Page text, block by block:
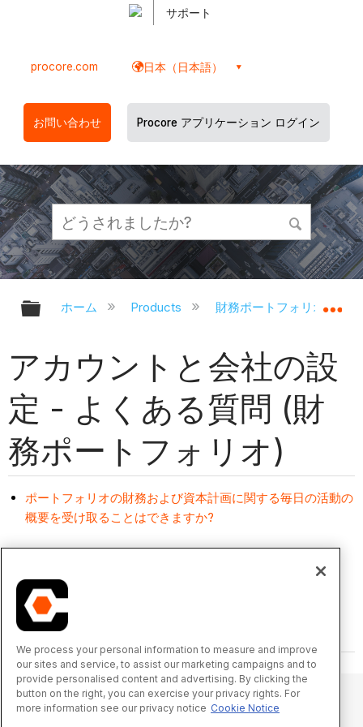
サポート
procore.com 日本（日本語）
お問い合わせ Procore アプリケーション ログイン
グローバル階層を展開/折りたたむ
ホーム Products 財務ポートフォリオと資
アカウントと会社の設
定 - よくある質問 (財
務ポートフォリオ)
ポートフォリオの財務および資本計画に関する毎日の活動の
概要を受け取ることはできますか?
We process your personal information to measure and improve
our sites and service, to assist our marketing campaigns and to
provide personalised content and advertising. By clicking the
button on the right, you can exercise your privacy rights. For
more information see our privacy notice Cookie Notice